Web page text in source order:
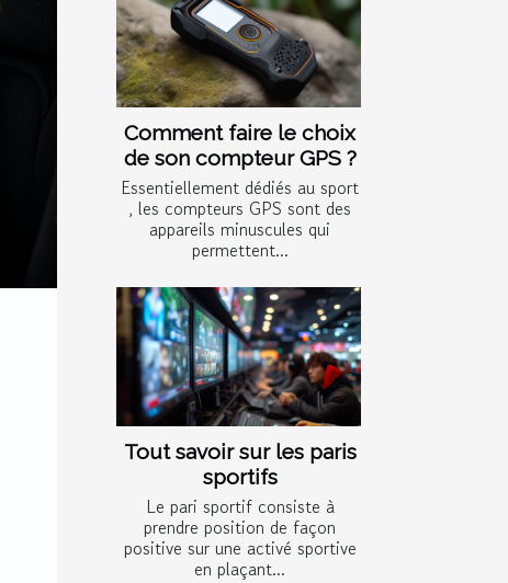
Comment faire le choix
de son compteur GPS ?
Essentiellement dédiés au sport
, les compteurs GPS sont des
appareils minuscules qui
permettent...
Tout savoir sur les paris
sportifs
Le pari sportif consiste à
prendre position de façon
positive sur une activé sportive
en plaçant...